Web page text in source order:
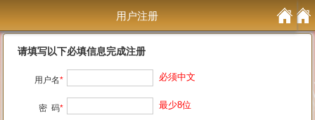
用户注册
用户注册
请填写以下必填信息完成注册
用户名* 必须中文
密 码* 最少8位